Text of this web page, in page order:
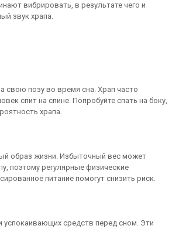
вибрировать, в результате чего и
звук храпа.
свою позу во время сна. Храп часто
спит на спине. Попробуйте спать на боку,
храпа.
образ жизни. Избыточный вес может
поэтому регулярные физические
питание помогут снизить риск.
успокаивающих средств перед сном. Эти